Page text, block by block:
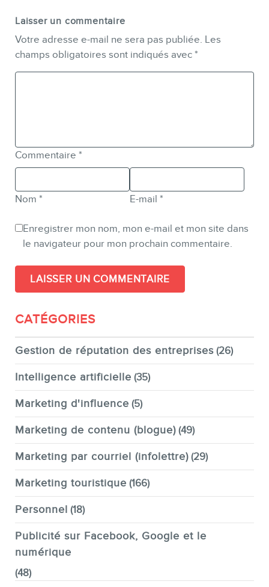
Laisser un commentaire
Votre adresse e-mail ne sera pas publiée. Les
champs obligatoires sont indiqués avec *
Commentaire *
Nom * E-mail *
Enregistrer mon nom, mon e-mail et mon site dans
le navigateur pour mon prochain commentaire.
CATÉGORIES
Gestion de réputation des entreprises (26)
Intelligence artificielle (35)
Marketing d'influence (5)
Marketing de contenu (blogue) (49)
Marketing par courriel (infolettre) (29)
Marketing touristique (166)
Personnel (18)
Publicité sur Facebook, Google et le
numérique
(48)